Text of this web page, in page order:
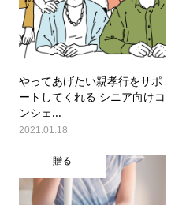
やってあげたい親孝行をサポ
ートしてくれる シニア向けコ
ンシェ...
2021.01.18
贈る